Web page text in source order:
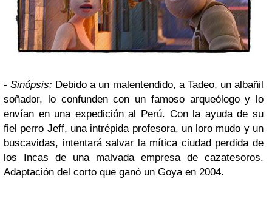
-Sinópsis: Debido a un malentendido, a Tadeo, un albañil
soñador, lo confunden con un famoso arqueólogo y lo
envían en una expedición al Perú. Con la ayuda de su
fiel perro Jeff, una intrépida profesora, un loro mudo y un
buscavidas, intentará salvar la mítica ciudad perdida de
los Incas de una malvada empresa de cazatesoros.
Adaptación del corto que ganó un Goya en 2004.